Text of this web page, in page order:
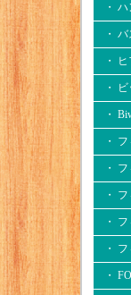
・
・
・
・
・
・
・
・
・
・
・